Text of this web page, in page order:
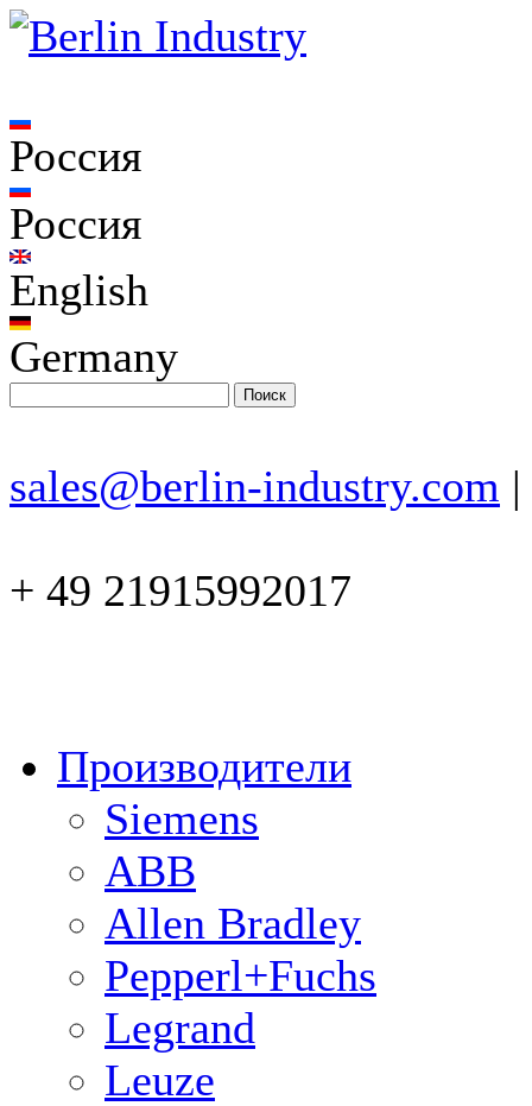
Россия
Россия
English
Germany
sales@berlin-industry.com |
+ 49 21915992017
Производители
Siemens
ABB
Allen Bradley
Pepperl+Fuchs
Legrand
Leuze